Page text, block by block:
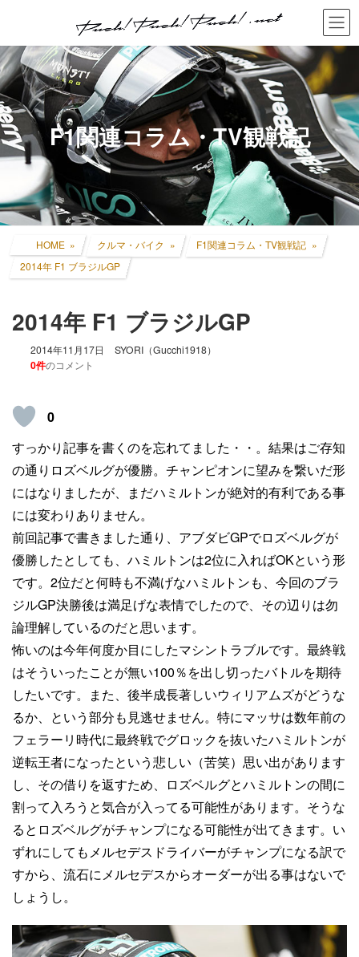
ン
ツ
へ
ス
キ
ッ
プ
ー
シ
ョ
ン
に
移
動
F1関連コラム・TV観戦記
HOME クルマ・バイク
F1関連コラム・TV観戦記
2014年 F1 ブラジルGP
2014年 F1 ブラジルGP
2014年11月17日 SYORI（Gucchi1918）
0件のコメント
0
すっかり記事を書くのを忘れてました・・。結果はご存知
の通りロズベルグが優勝。チャンピオンに望みを繋いだ形
にはなりましたが、まだハミルトンが絶対的有利である事
には変わりありません。
前回記事で書きました通り、アブダビGPでロズベルグが
優勝したとしても、ハミルトンは2位に入ればOKという形
です。2位だと何時も不満げなハミルトンも、今回のブラ
ジルGP決勝後は満足げな表情でしたので、その辺りは勿
論理解しているのだと思います。
怖いのは今年何度か目にしたマシントラブルです。最終戦
はそういったことが無い100％を出し切ったバトルを期待
したいです。また、後半成長著しいウィリアムズがどうな
るか、という部分も見逃せません。特にマッサは数年前の
フェラーリ時代に最終戦でグロックを抜いたハミルトンが
逆転王者になったという悲しい（苦笑）思い出があります
し、その借りを返すため、ロズベルグとハミルトンの間に
割って入ろうと気合が入ってる可能性があります。そうな
るとロズベルグがチャンプになる可能性が出てきます。い
ずれにしてもメルセデスドライバーがチャンプになる訳で
すから、流石にメルセデスからオーダーが出る事はないで
しょうし。